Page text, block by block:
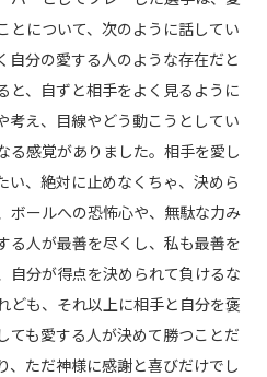
とについて、次のように話してい
自分の愛する人のような存在だと
と、自ずと相手をよく見るように
考え、目線やどう動こうとしてい
る感覚がありました。相手を愛し
い、絶対に止めなくちゃ、決めら
ボールへの恐怖心や、無駄な力み
る人が最善を尽くし、私も最善を
自分が得点を決められて負けるな
ども、それ以上に相手と自分を褒
ても愛する人が決めて勝つことだ
、ただ神様に感謝と喜びだけでし